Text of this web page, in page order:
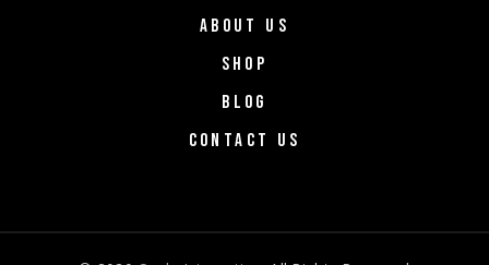
ABOUT US
SHOP
BLOG
CONTACT US